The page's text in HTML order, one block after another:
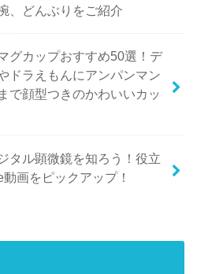
、どんぶりをご紹介
グカップおすすめ50選！デ
ドラえもんにアンパンマン
で顔型つきのかわいいカッ
タル顕微鏡を知ろう！役立
画をピックアップ！